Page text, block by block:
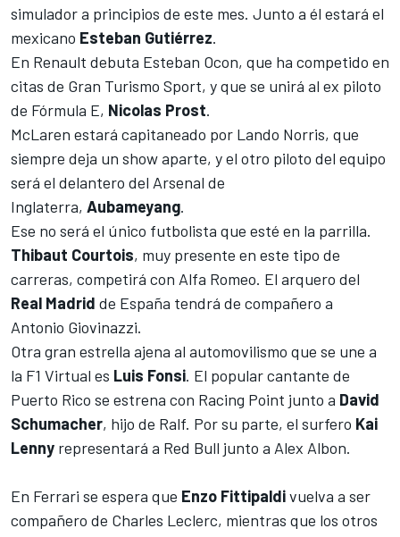
simulador a principios de este mes. Junto a él estará el
mexicano Esteban Gutiérrez.
En Renault debuta Esteban Ocon, que ha competido en
citas de Gran Turismo Sport, y que se unirá al ex piloto
de Fórmula E, Nicolas Prost.
McLaren estará capitaneado por Lando Norris, que
siempre deja un show aparte, y el otro piloto del equipo
será el delantero del Arsenal de
Inglaterra, Aubameyang.
Ese no será el único futbolista que esté en la parrilla.
Thibaut Courtois, muy presente en este tipo de
carreras, competirá con Alfa Romeo. El arquero del
Real Madrid de España tendrá de compañero a
Antonio Giovinazzi.
Otra gran estrella ajena al automovilismo que se une a
la F1 Virtual es Luis Fonsi. El popular cantante de
Puerto Rico se estrena con Racing Point junto a David
Schumacher, hijo de Ralf. Por su parte, el surfero Kai
Lenny representará a Red Bull junto a Alex Albon.
En Ferrari se espera que Enzo Fittipaldivuelva a ser
compañero de Charles Leclerc, mientras que los otros